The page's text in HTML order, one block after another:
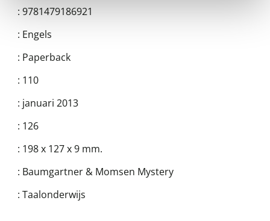
: 9781479186921
: Engels
: Paperback
: 110
: januari 2013
: 126
: 198 x 127 x 9 mm.
: Baumgartner & Momsen Mystery
: Taalonderwijs